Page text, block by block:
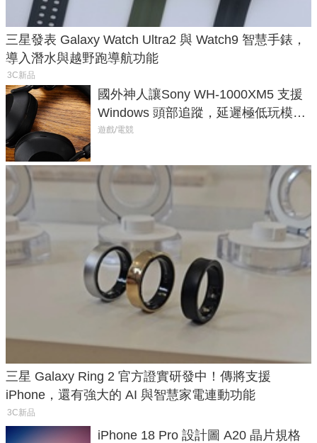
三星發表 Galaxy Watch Ultra2 與 Watch9 智慧手錶，
導入潛水與越野跑導航功能
3C新品
國外神人讓Sony WH-1000XM5 支援
Windows 頭部追蹤，延遲極低玩模擬
飛行超有感
遊戲/電競
三星 Galaxy Ring 2 官方證實研發中！傳將支援
iPhone，還有強大的 AI 與智慧家電連動功能
3C新品
iPhone 18 Pro 設計圖 A20 晶片規格